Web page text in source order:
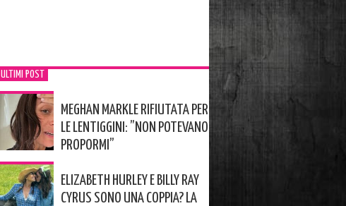
ULTIMI POST
MEGHAN MARKLE RIFIUTATA PER
LE LENTIGGINI: ”NON POTEVANO
PROPORMI”
ELIZABETH HURLEY E BILLY RAY
CYRUS SONO UNA COPPIA? LA